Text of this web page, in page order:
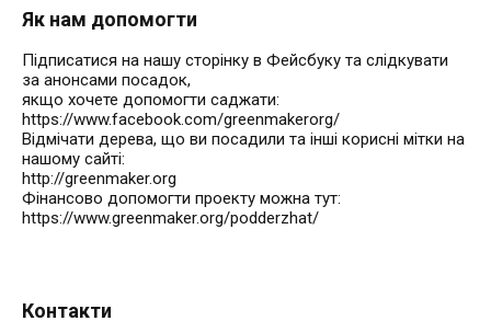
Як нам допомогти
Підписатися на нашу сторінку в Фейсбуку та слідкувати
за анонсами посадок,
якщо хочете допомогти саджати:
https://www.facebook.com/greenmakerorg/
Відмічати дерева, що ви посадили та інші корисні мітки на
нашому сайті:
http://greenmaker.org
Фінансово допомогти проекту можна тут:
Контакти